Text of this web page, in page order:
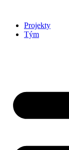
obsahuProjekty
Tým